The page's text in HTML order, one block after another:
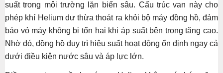
suất trong môi trường lặn biển sâu. Cấu trúc van này cho
phép khí Helium dư thừa thoát ra khỏi bộ máy đồng hồ, đảm
bảo vỏ máy không bị tổn hại khi áp suất bên trong tăng cao.
Nhờ đó, đồng hồ duy trì hiệu suất hoạt động ổn định ngay cả
dưới điều kiện nước sâu và áp lực lớn.